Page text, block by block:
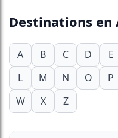
Destinations en
A B C D E
L
M N O P
W
X Z